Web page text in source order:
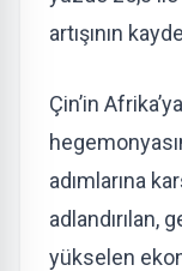
artışının
Çin’in
adımlarına
adlandırılan,
yükselen